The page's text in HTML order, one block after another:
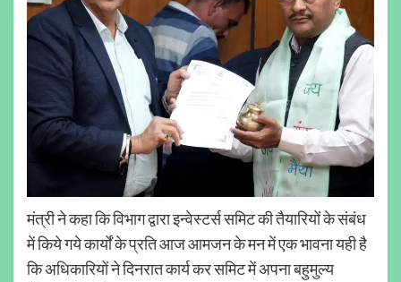
मंत्री ने कहा कि विभाग द्वारा इन्वेस्टर्स समिट की तैयारियों के संबंध
में किये गये कार्यों के प्रति आज आमजन के मन में एक भावना यही है
कि अधिकारियों ने दिनरात कार्य कर समिट में अपना बहुमुल्य